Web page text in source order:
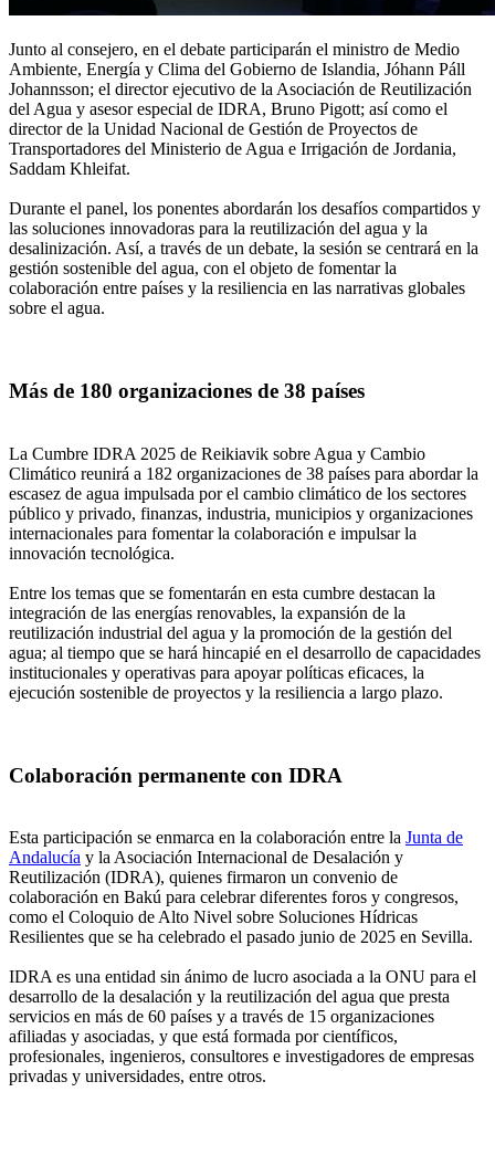
Junto al consejero, en el debate participarán el ministro de Medio
Ambiente, Energía y Clima del Gobierno de Islandia, Jóhann Páll
Johannsson; el director ejecutivo de la Asociación de Reutilización
del Agua y asesor especial de IDRA, Bruno Pigott; así como el
director de la Unidad Nacional de Gestión de Proyectos de
Transportadores del Ministerio de Agua e Irrigación de Jordania,
Saddam Khleifat.
Durante el panel, los ponentes abordarán los desafíos compartidos y
las soluciones innovadoras para la reutilización del agua y la
desalinización. Así, a través de un debate, la sesión se centrará en la
gestión sostenible del agua, con el objeto de fomentar la
colaboración entre países y la resiliencia en las narrativas globales
sobre el agua.
Más de 180 organizaciones de 38 países
La Cumbre IDRA 2025 de Reikiavik sobre Agua y Cambio
Climático reunirá a 182 organizaciones de 38 países para abordar la
escasez de agua impulsada por el cambio climático de los sectores
público y privado, finanzas, industria, municipios y organizaciones
internacionales para fomentar la colaboración e impulsar la
innovación tecnológica.
Entre los temas que se fomentarán en esta cumbre destacan la
integración de las energías renovables, la expansión de la
reutilización industrial del agua y la promoción de la gestión del
agua; al tiempo que se hará hincapié en el desarrollo de capacidades
institucionales y operativas para apoyar políticas eficaces, la
ejecución sostenible de proyectos y la resiliencia a largo plazo.
Colaboración permanente con IDRA
Esta participación se enmarca en la colaboración entre la Junta de
Andalucía y la Asociación Internacional de Desalación y
Reutilización (IDRA), quienes firmaron un convenio de
colaboración en Bakú para celebrar diferentes foros y congresos,
como el Coloquio de Alto Nivel sobre Soluciones Hídricas
Resilientes que se ha celebrado el pasado junio de 2025 en Sevilla.
IDRA es una entidad sin ánimo de lucro asociada a la ONU para el
desarrollo de la desalación y la reutilización del agua que presta
servicios en más de 60 países y a través de 15 organizaciones
afiliadas y asociadas, y que está formada por científicos,
profesionales, ingenieros, consultores e investigadores de empresas
privadas y universidades, entre otros.